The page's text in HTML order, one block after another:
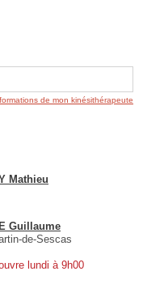
de mon kinésithérapeute
Mathieu
Guillaume
de-Sescas
lundi à 9h00